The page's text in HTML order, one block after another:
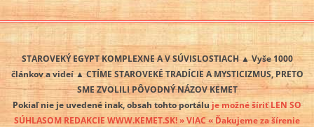
STAROVEKÝ EGYPT KOMPLEXNE A V SÚVISLOSTIACH ▲ Vyše 1000
článkov a videí ▲ CTÍME STAROVEKÉ TRADÍCIE A MYSTICIZMUS, PRETO
SME ZVOLILI PÔVODNÝ NÁZOV KEMET
Pokiaľ nie je uvedené inak, obsah tohto portálu je možné šíriť LEN SO
SÚHLASOM REDAKCIE WWW.KEMET.SK! » VIAC « Ďakujeme za šírenie